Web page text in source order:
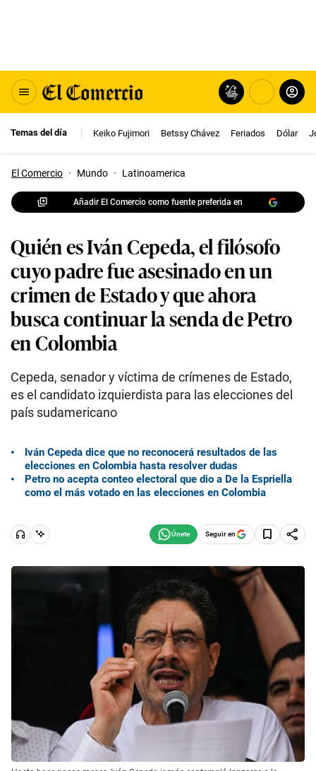
Temas del día Keiko Fujimori Betssy Chávez Feriados Dólar
El Comercio · Mundo · Latinoamerica
Añadir El Comercio como fuente preferida en
Quién es Iván Cepeda, el filósofo
cuyo padre fue asesinado en un
crimen de Estado y que ahora
busca continuar la senda de Petro
en Colombia
Cepeda, senador y víctima de crímenes de Estado,
es el candidato izquierdista para las elecciones del
país sudamericano
Iván Cepeda dice que no reconocerá resultados de las
elecciones en Colombia hasta resolver dudas
Petro no acepta conteo electoral que dio a De la Espriella
como el más votado en las elecciones en Colombia
Seguir en